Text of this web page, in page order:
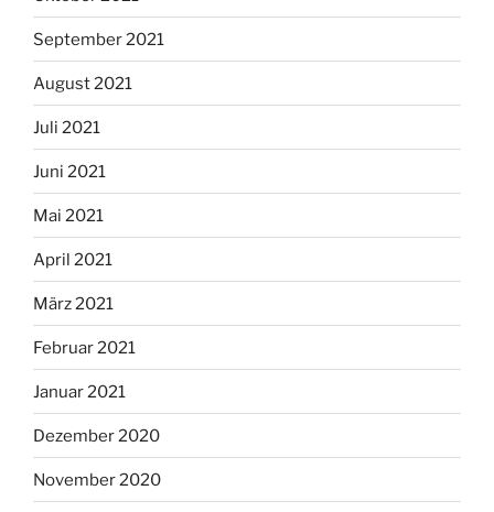
September 2021
August 2021
Juli 2021
Juni 2021
Mai 2021
April 2021
März 2021
Februar 2021
Januar 2021
Dezember 2020
November 2020